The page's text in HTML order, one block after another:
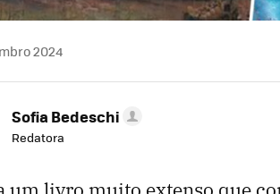
2024
Sofia Bedeschi
Redatora